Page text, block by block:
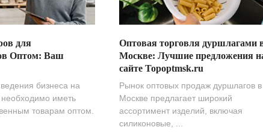
для
Оптом: Ваш
бизнеса на
иметь
товарам оптом.
Оптовая торговля дуршлагами
Москве: Лучшие предложения
сайте Topoptmsk.ru
Рынок оптовых продаж дуршлагов в
Москве предлагает широкий
ассортимент изделий, включая
силиконовые, ...